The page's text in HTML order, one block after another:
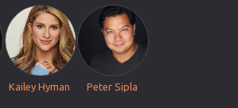
Kailey Hyman Peter Sipla